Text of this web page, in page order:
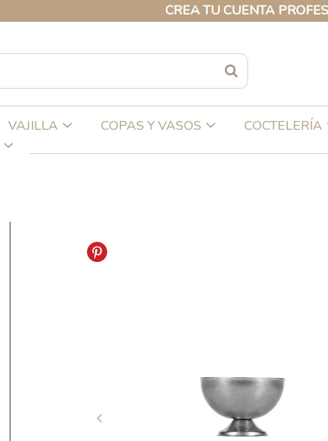
CREA TU CUENTA
VAJILLA COPAS Y VASOS COCTELERÍA